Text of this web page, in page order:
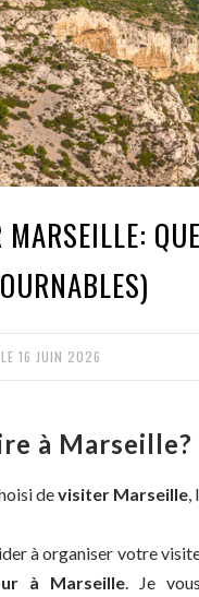
LE 16 JUIN 2026
à
devisiter Marseille,
à organiser votre
à Marseille. Je